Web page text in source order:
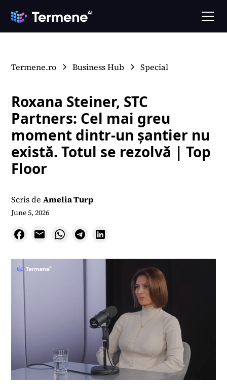
Termene.ro Business Hub Special
Roxana Steiner, STC
Partners: Cel mai greu
moment dintr-un șantier nu
există. Totul se rezolvă | Top
Floor
Scris de Amelia Turp
June 5, 2026